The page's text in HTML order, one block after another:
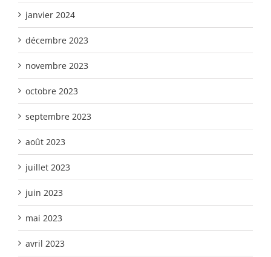
janvier 2024
décembre 2023
novembre 2023
octobre 2023
septembre 2023
août 2023
juillet 2023
juin 2023
mai 2023
avril 2023